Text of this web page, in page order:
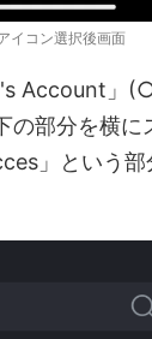
イコン選択後画面
Account」
の部分を横に
」という